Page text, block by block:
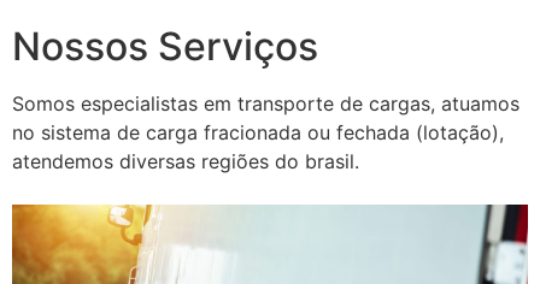
Nossos Serviços
Somos especialistas em transporte de cargas, atuamos
no sistema de carga fracionada ou fechada (lotação),
atendemos diversas regiões do brasil.